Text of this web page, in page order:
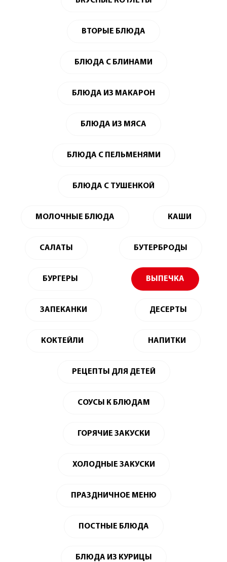
ВТОРЫЕ БЛЮДА
БЛЮДА С БЛИНАМИ
БЛЮДА ИЗ МАКАРОН
БЛЮДА ИЗ МЯСА
БЛЮДА С ПЕЛЬМЕНЯМИ
БЛЮДА С ТУШЕНКОЙ
МОЛОЧНЫЕ БЛЮДА КАШИ
САЛАТЫ БУТЕРБРОДЫ
БУРГЕРЫ ВЫПЕЧКА
ЗАПЕКАНКИ ДЕСЕРТЫ
КОКТЕЙЛИ НАПИТКИ
РЕЦЕПТЫ ДЛЯ ДЕТЕЙ
СОУСЫ К БЛЮДАМ
ГОРЯЧИЕ ЗАКУСКИ
ХОЛОДНЫЕ ЗАКУСКИ
ПРАЗДНИЧНОЕ МЕНЮ
ПОСТНЫЕ БЛЮДА
БЛЮДА ИЗ КУРИЦЫ